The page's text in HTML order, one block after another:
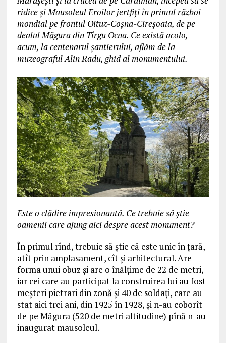
ridice și Mausoleul Eroilor jertfiți în primul război
mondial pe frontul Oituz-Coșna-Cireșoaia, de pe
dealul Măgura din Tîrgu Ocna. Ce există acolo,
acum, la centenarul șantierului, aflăm de la
muzeograful Alin Radu, ghid al monumentului.
Este o clădire impresionantă. Ce trebuie să știe
oamenii care ajung aici despre acest monument?
În primul rînd, trebuie să știe că este unic în țară,
atît prin amplasament, cît și arhitectural. Are
forma unui obuz și are o înălțime de 22 de metri,
iar cei care au participat la construirea lui au fost
meșteri pietrari din zonă și 40 de soldați, care au
stat aici trei ani, din 1925 în 1928, și n-au coborît
de pe Măgura (520 de metri altitudine) pînă n-au
inaugurat mausoleul.